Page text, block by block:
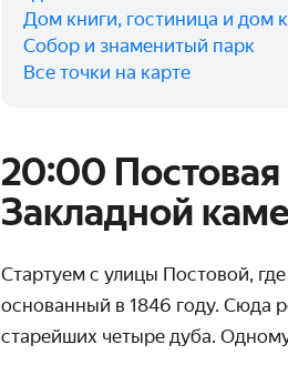
Дом книги, гостиница и дом
Собор и знаменитый парк
Все точки на карте
20:00 Постовая
Закладной
Стартуем с улицы Постовой,
основанный в 1846 году. Сюда
старейших четыре дуба.